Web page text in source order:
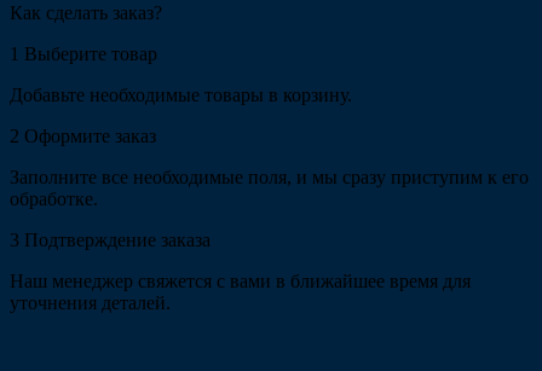
Как сделать заказ?
1 Выберите товар
Добавьте необходимые товары в корзину.
2 Оформите заказ
Заполните все необходимые поля, и мы сразу приступим к его
обработке.
3 Подтверждение заказа
Наш менеджер свяжется с вами в ближайшее время для
уточнения деталей.